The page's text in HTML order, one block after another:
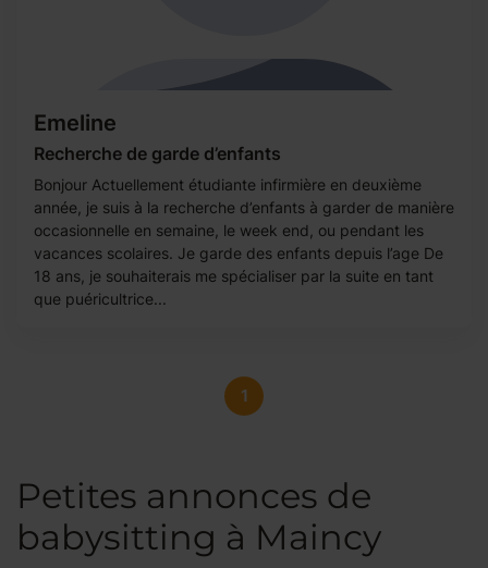
Emeline
Recherche de garde d’enfants
Bonjour Actuellement étudiante infirmière en deuxième
année, je suis à la recherche d’enfants à garder de manière
occasionnelle en semaine, le week end, ou pendant les
vacances scolaires. Je garde des enfants depuis l’age De
18 ans, je souhaiterais me spécialiser par la suite en tant
que puéricultrice...
1
Petites annonces de
babysitting à Maincy